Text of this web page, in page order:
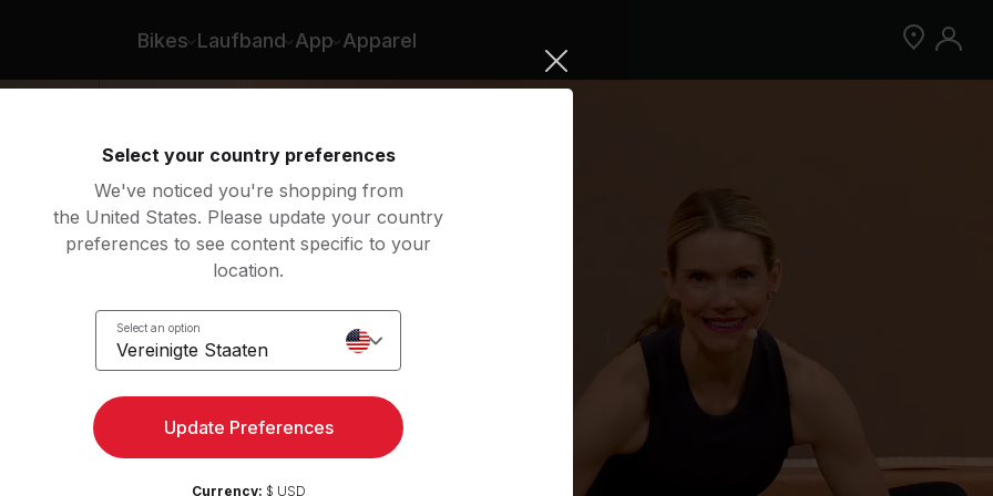
Bikes Laufband App Apparel
Jetzt Peloton App kostenlos testen
Select your country preferences
We've noticed you're shopping from
the United States. Please update your country
preferences to see content specific to your
location.
Select an option
Vereinigte Staaten
Update Preferences
Currency: $ USD